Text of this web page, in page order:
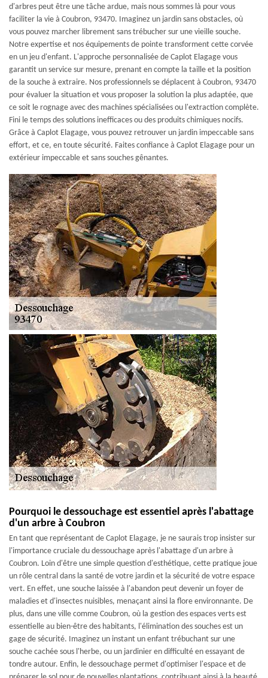
d'arbres peut être une tâche ardue, mais nous sommes là pour vous
faciliter la vie à Coubron, 93470. Imaginez un jardin sans obstacles, où
vous pouvez marcher librement sans trébucher sur une vieille souche.
Notre expertise et nos équipements de pointe transforment cette corvée
en un jeu d'enfant. L'approche personnalisée de Caplot Elagage vous
garantit un service sur mesure, prenant en compte la taille et la position
de la souche à extraire. Nos professionnels se déplacent à Coubron, 93470
pour évaluer la situation et vous proposer la solution la plus adaptée, que
ce soit le rognage avec des machines spécialisées ou l'extraction complète.
Fini le temps des solutions inefficaces ou des produits chimiques nocifs.
Grâce à Caplot Elagage, vous pouvez retrouver un jardin impeccable sans
effort, et ce, en toute sécurité. Faites confiance à Caplot Elagage pour un
extérieur impeccable et sans souches gênantes.
Pourquoi le dessouchage est essentiel après l'abattage
d'un arbre à Coubron
En tant que représentant de Caplot Elagage, je ne saurais trop insister sur
l'importance cruciale du dessouchage après l'abattage d'un arbre à
Coubron. Loin d'être une simple question d'esthétique, cette pratique joue
un rôle central dans la santé de votre jardin et la sécurité de votre espace
vert. En effet, une souche laissée à l'abandon peut devenir un foyer de
maladies et d'insectes nuisibles, menaçant ainsi la flore environnante. De
plus, dans une ville comme Coubron, où la gestion des espaces verts est
essentielle au bien-être des habitants, l'élimination des souches est un
gage de sécurité. Imaginez un instant un enfant trébuchant sur une
souche cachée sous l'herbe, ou un jardinier en difficulté en essayant de
tondre autour. Enfin, le dessouchage permet d'optimiser l'espace et de